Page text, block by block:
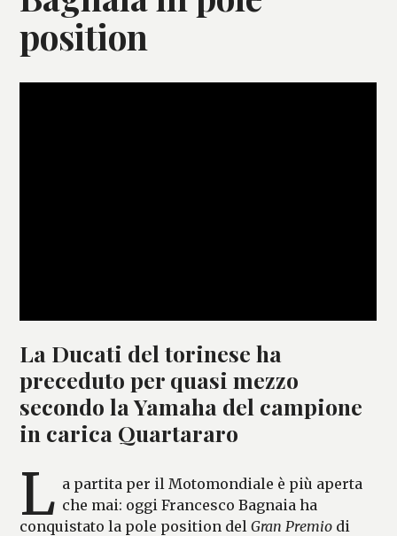
position
La Ducati del torinese ha
preceduto per quasi mezzo
secondo la Yamaha del campione
in carica Quartararo
L a partita per il Motomondiale è più aperta
che mai: oggi Francesco Bagnaia ha
conquistato la pole position delGran Premio di